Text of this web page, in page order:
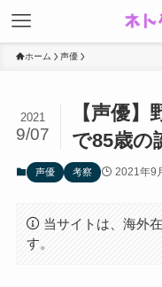
ホーム 声優
【声優
で85歳の
2021
9/07
声優 考察 2021年9
当サイトは、海外
す。